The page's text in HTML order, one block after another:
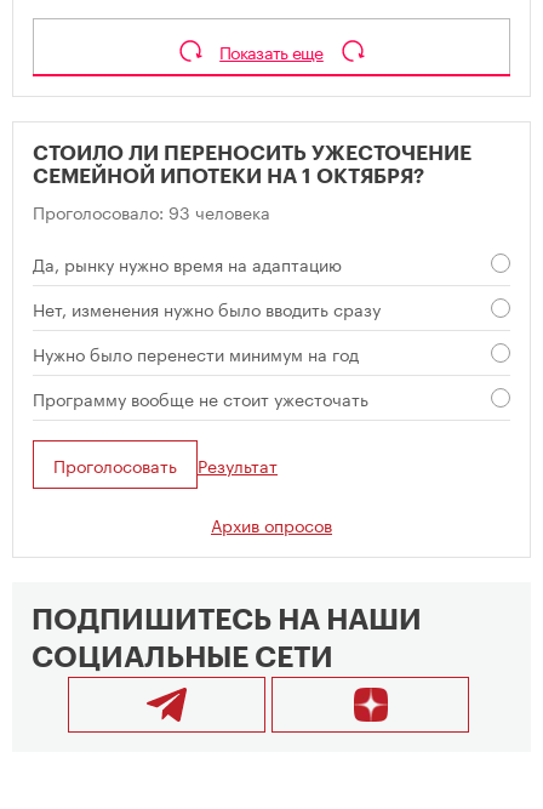
Показать еще
СТОИЛО ЛИ ПЕРЕНОСИТЬ УЖЕСТОЧЕНИЕ
СЕМЕЙНОЙ ИПОТЕКИ НА 1 ОКТЯБРЯ?
Проголосовало: 93 человека
Да, рынку нужно время на адаптацию
Нет, изменения нужно было вводить сразу
Нужно было перенести минимум на год
Программу вообще не стоит ужесточать
Проголосовать Результат
Архив опросов
ПОДПИШИТЕСЬ НА НАШИ
СОЦИАЛЬНЫЕ СЕТИ